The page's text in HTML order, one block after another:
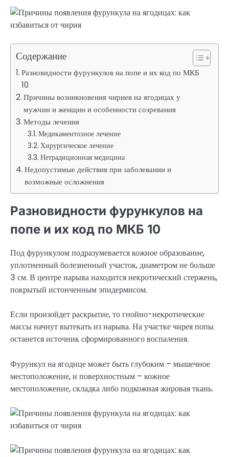
Содержание
Разновидности фурункулов на попе и их код по МКБ
10
Причины возникновения чириев на ягодицах у
мужчин и женщин и особенности созревания
Методы лечения
Медикаментозное лечение
Хирургическое лечение
Нетрадиционная медицина
Недопустимые действия при заболевании и
возможные осложнения
Разновидности фурункулов на
попе и их код по МКБ 10
Под фурункулом подразумевается кожное образование,
уплотненный болезненный участок, диаметром не больше
3 см. В центре нарыва находится некротический стержень,
покрытый истонченным эпидермисом.
Если произойдет раскрытие, то гнойно-некротические
массы начнут вытекать из нарыва. На участке чирея попы
останется источник сформированного воспаления.
Фурункул на ягодице может быть глубоким – мышечное
местоположение, и поверхностным – кожное
местоположение, складка либо подкожная жировая ткань.